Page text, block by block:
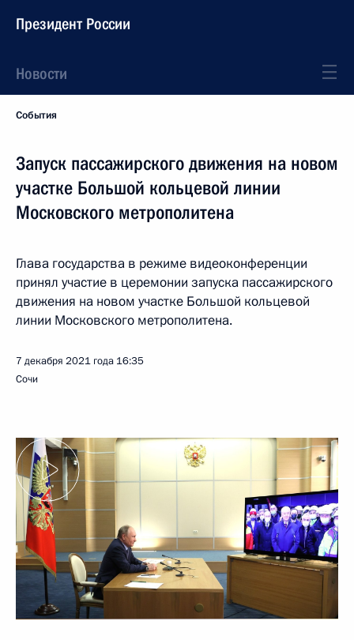
Президент России
Новости
События
Запуск пассажирского движения на новом
участке Большой кольцевой линии
Московского метрополитена
Глава государства в режиме видеоконференции
принял участие в церемонии запуска пассажирского
движения на новом участке Большой кольцевой
линии Московского метрополитена.
7 декабря 2021 года 16:35
Сочи